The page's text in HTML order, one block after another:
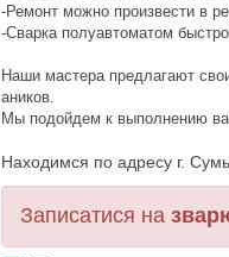
-Ремонт можно произвести в
-Сварка полуавтоматом
Наши мастера предлагают
аников.
Мы подойдем к выполнению
Находимся по адресу г.
Записатися на